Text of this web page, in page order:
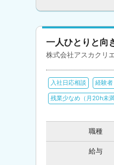
一人ひとりと向
株式会社アスカクリ
入社日応相談 経験
残業少なめ（月20h未満
職種
給与